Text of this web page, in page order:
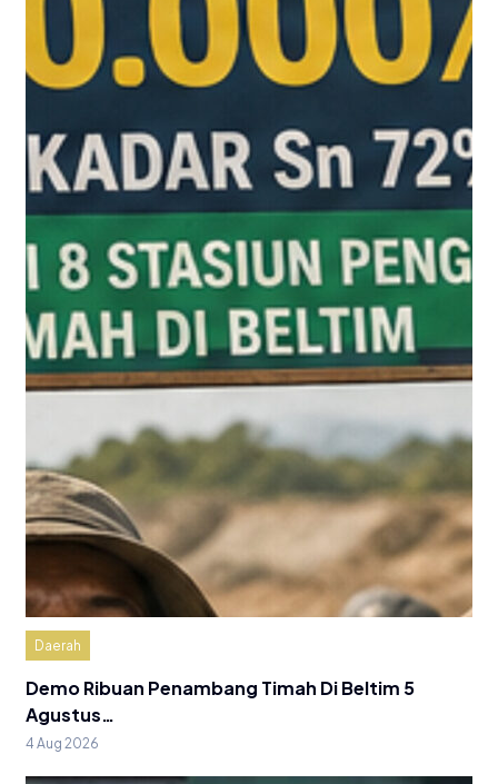
Daerah
Demo Ribuan Penambang Timah Di Beltim 5
Agustus…
4 Aug 2026